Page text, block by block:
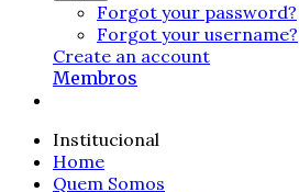
Forgot your password?
Forgot your username?
Create an account
Membros
Institucional
Home
Quem Somos